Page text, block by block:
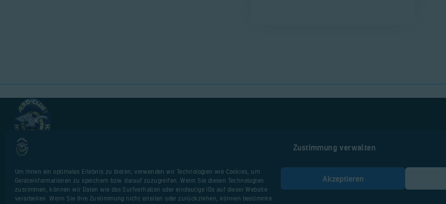
Zustimmung verwalten
Um Ihnen ein optimales Erlebnis zu bieten, verwenden wir Technologien wie Cookies, um
Geräteinformationen zu speichern bzw. darauf zuzugreifen. Wenn Sie diesen Technologien
zustimmen, können wir Daten wie das Surfverhalten oder eindeutige IDs auf dieser Website
verarbeiten. Wenn Sie Ihre Zustimmung nicht erteilen oder zurückziehen, können bestimmte
Akzeptieren
AERO-CLUB Herzogenaurach e. V. seit 1951.
Impressum
Alte Webseite
Nützliche Seiten